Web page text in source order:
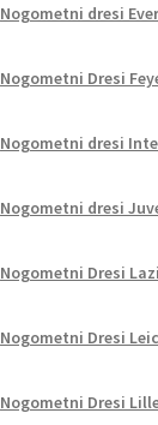
Nogometni dresi
Nogometni Dresi
Nogometni dresi
Nogometni dresi
Nogometni Dresi
Nogometni Dresi
Nogometni Dresi